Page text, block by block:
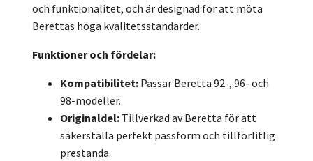
och funktionalitet, och är designad för att möta
Berettas höga kvalitetsstandarder.
Funktioner och fördelar:
Kompatibilitet: Passar Beretta 92-, 96- och
98-modeller.
Originaldel: Tillverkad av Beretta för att
säkerställa perfekt passform och tillförlitlig
prestanda.